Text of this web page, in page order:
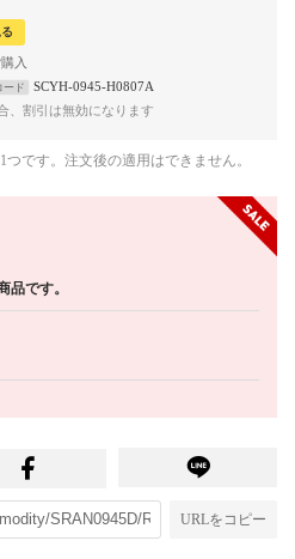
ード
SCYH-0945-H0807A
、割引は無効になります
です。注文後の適用はできません。
品です。
URLをコピー